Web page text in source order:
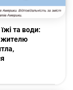
та води:
жителю